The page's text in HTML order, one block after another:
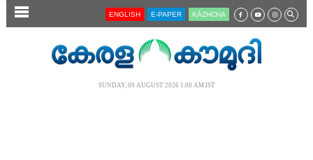
SECTIONS ENGLISH E-PAPER KĀZHCHA
SUNDAY, 09 AUGUST 2026 1.00 AM IST